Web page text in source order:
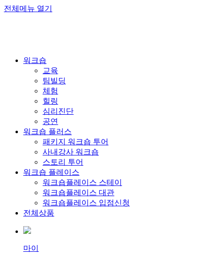
전체메뉴 열기
워크숍
교육
팀빌딩
체험
힐링
심리진단
공연
워크숍 플러스
패키지 워크숍 투어
사내강사 워크숍
스토리 투어
워크숍 플레이스
워크숍플레이스 스테이
워크숍플레이스 대관
워크숍플레이스 입점신청
전체상품
마이